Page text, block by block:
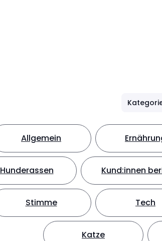
Allgemein
Hunderassen Kund:innen
Stimme Tech
Katze